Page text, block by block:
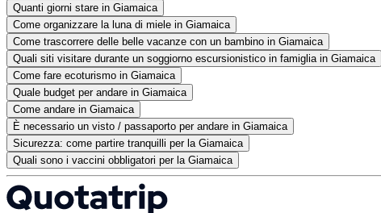
Quanti giorni stare in Giamaica
Come organizzare la luna di miele in Giamaica
Come trascorrere delle belle vacanze con un bambino in Giamaica
Quali siti visitare durante un soggiorno escursionistico in famiglia in Giamaica
Come fare ecoturismo in Giamaica
Quale budget per andare in Giamaica
Come andare in Giamaica
È necessario un visto / passaporto per andare in Giamaica
Sicurezza: come partire tranquilli per la Giamaica
Quali sono i vaccini obbligatori per la Giamaica